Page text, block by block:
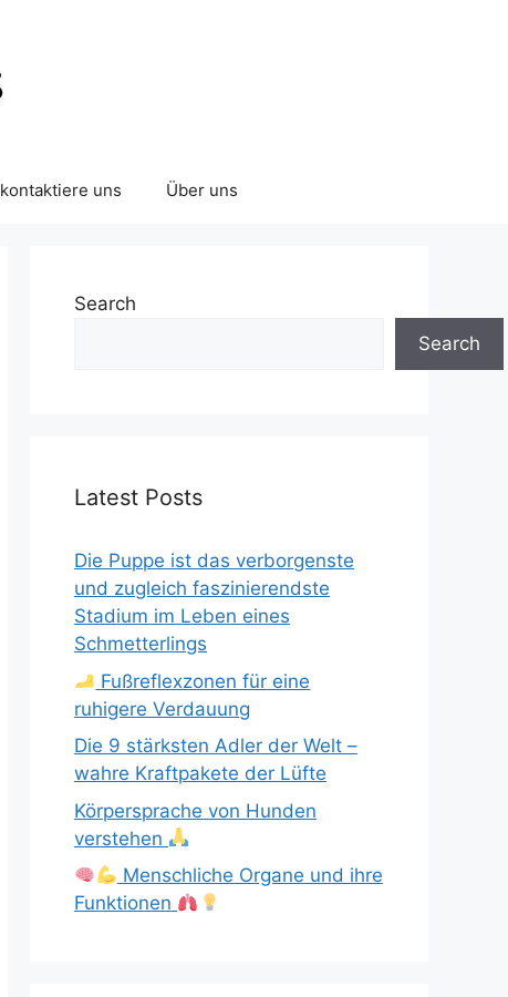
kontaktiere uns Über uns
Search
Search
Latest Posts
Die Puppe ist das verborgenste
und zugleich faszinierendste
Stadium im Leben eines
Schmetterlings
Fußreflexzonen für eine
ruhigere Verdauung
Die 9 stärksten Adler der Welt –
wahre Kraftpakete der Lüfte
Körpersprache von Hunden
verstehen
Menschliche Organe und ihre
Funktionen